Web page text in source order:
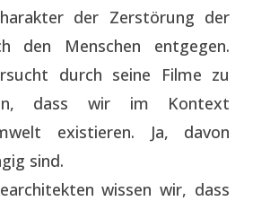
der Zerstörung der
den Menschen entgegen.
durch seine Filme zu
dass wir im Kontext
existieren. Ja, davon
sind.
wissen wir, dass